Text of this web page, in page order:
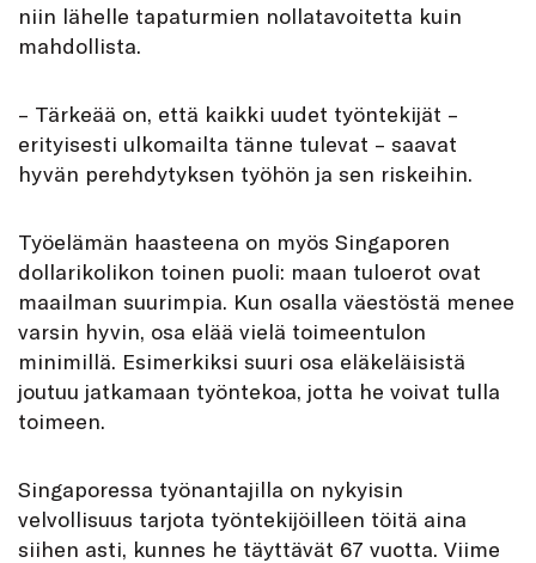
niin lähelle tapaturmien nollatavoitetta kuin
mahdollista.
– Tärkeää on, että kaikki uudet työntekijät –
erityisesti ulkomailta tänne tulevat – saavat
hyvän perehdytyksen työhön ja sen riskeihin.
Työelämän haasteena on myös Singaporen
dollarikolikon toinen puoli: maan tuloerot ovat
maailman suurimpia. Kun osalla väestöstä menee
varsin hyvin, osa elää vielä toimeentulon
minimillä. Esimerkiksi suuri osa eläkeläisistä
joutuu jatkamaan työntekoa, jotta he voivat tulla
toimeen.
Singaporessa työnantajilla on nykyisin
velvollisuus tarjota työntekijöilleen töitä aina
siihen asti, kunnes he täyttävät 67 vuotta. Viime